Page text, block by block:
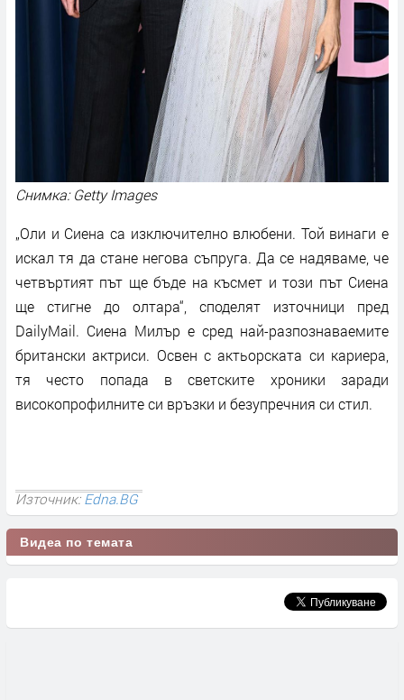
Снимка: Getty Images
„Оли и Сиена са изключително влюбени. Той винаги е
искал тя да стане негова съпруга. Да се надяваме, че
четвъртият път ще бъде на късмет и този път Сиена
ще стигне до олтара“, споделят източници пред
DailyMail. Сиена Милър е сред най-разпознаваемите
британски актриси. Освен с актьорската си кариера,
тя често попада в светските хроники заради
високопрофилните си връзки и безупречния си стил.
Източник:Edna.BG
Видеа по темата